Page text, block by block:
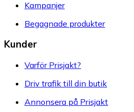
Kampanjer
Begagnade produkter
Kunder
Varför Prisjakt?
Driv trafik till din butik
Annonsera på Prisjakt